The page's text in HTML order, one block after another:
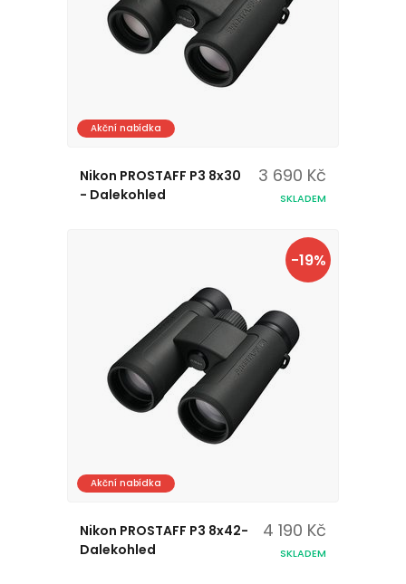
Akční nabídka
Nikon PROSTAFF P3 8x30
- Dalekohled
3 690 Kč
SKLADEM
-19%
Akční nabídka
Nikon PROSTAFF P3 8x42-
Dalekohled
4 190 Kč
SKLADEM